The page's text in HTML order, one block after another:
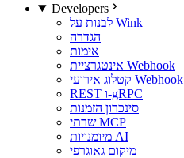
Developers
לבנות על Wink
הגדרה
אימות
אינטגרציית Webhook
קטלוג אירועי Webhook
REST ו-gRPC
סינכרון הזמנות
שרתי MCP
מיומנויות AI
מיקום גאוגרפי